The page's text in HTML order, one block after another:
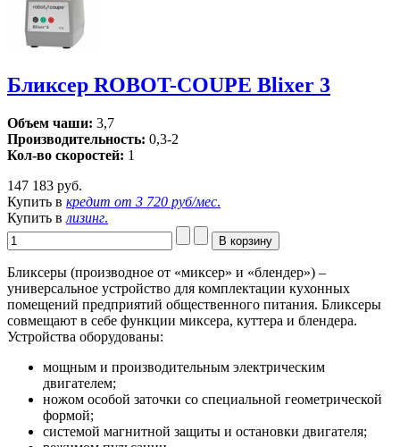
Бликсер ROBOT-COUPE Blixer 3
Объем чаши: 3,7
Производительность: 0,3-2
Кол-во скоростей: 1
147 183 руб.
Купить в кредит от 3 720 руб/мес.
Купить в лизинг.
Бликсеры (производное от «миксер» и «блендер») –
универсальное устройство для комплектации кухонных
помещений предприятий общественного питания. Бликсеры
совмещают в себе функции миксера, куттера и блендера.
Устройства оборудованы:
мощным и производительным электрическим
двигателем;
ножом особой заточки со специальной геометрической
формой;
системой магнитной защиты и остановки двигателя;